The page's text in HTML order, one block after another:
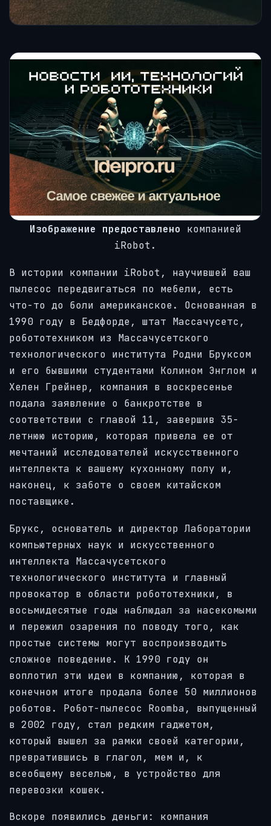
Изображение предоставлено компанией
iRobot.
В истории компании iRobot, научившей ваш
пылесос передвигаться по мебели, есть
что-то до боли американское. Основанная в
1990 году в Бедфорде, штат Массачусетс,
робототехником из Массачусетского
технологического института Родни Бруксом
и его бывшими студентами Колином Энглом и
Хелен Грейнер, компания в воскресенье
подала заявление о банкротстве в
соответствии с главой 11, завершив 35-
летнюю историю, которая привела ее от
мечтаний исследователей искусственного
интеллекта к вашему кухонному полу и,
наконец, к заботе о своем китайском
поставщике.
Брукс, основатель и директор Лаборатории
компьютерных наук и искусственного
интеллекта Массачусетского
технологического института и главный
провокатор в области робототехники, в
восьмидесятые годы наблюдал за насекомыми
и пережил озарения по поводу того, как
простые системы могут воспроизводить
сложное поведение. К 1990 году он
воплотил эти идеи в компанию, которая в
конечном итоге продала более 50 миллионов
роботов. Робот-пылесос Roomba, выпущенный
в 2002 году, стал редким гаджетом,
который вышел за рамки своей категории,
превратившись в глагол, мем и, к
всеобщему веселью, в устройство для
перевозки кошек.
Вскоре появились деньги: компания